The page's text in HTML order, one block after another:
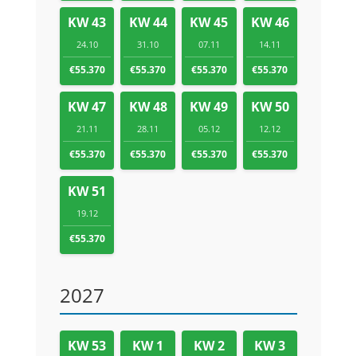
KW 43
24.10
€55.370
KW 44
31.10
€55.370
KW 45
07.11
€55.370
KW 46
14.11
€55.370
KW 47
21.11
€55.370
KW 48
28.11
€55.370
KW 49
05.12
€55.370
KW 50
12.12
€55.370
KW 51
19.12
€55.370
2027
KW 53 KW 1 KW 2 KW 3